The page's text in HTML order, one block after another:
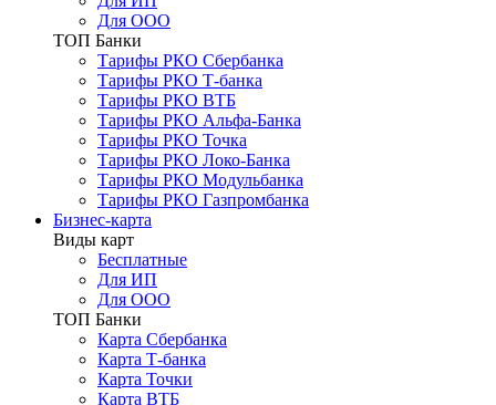
Для ООО
ТОП Банки
Тарифы РКО Сбербанка
Тарифы РКО Т-банка
Тарифы РКО ВТБ
Тарифы РКО Альфа-Банка
Тарифы РКО Точка
Тарифы РКО Локо-Банка
Тарифы РКО Модульбанка
Тарифы РКО Газпромбанка
Бизнес-карта
Виды карт
Бесплатные
Для ИП
Для ООО
ТОП Банки
Карта Сбербанка
Карта Т-банка
Карта Точки
Карта ВТБ